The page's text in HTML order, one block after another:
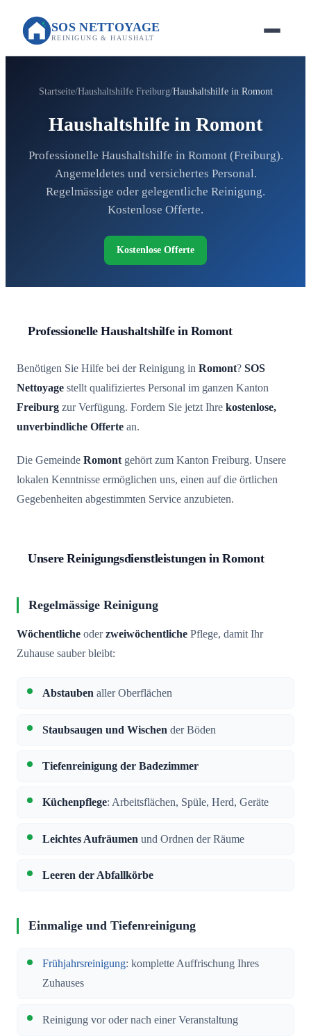
SOS NETTOYAGE
REINIGUNG & HAUSHALT
Startseite Haushaltshilfe Freiburg Haushaltshilfe in Romont
Haushaltshilfe in Romont
Professionelle Haushaltshilfe in Romont (Freiburg).
Angemeldetes und versichertes Personal.
Regelmässige oder gelegentliche Reinigung.
Kostenlose Offerte.
Kostenlose Offerte
Professionelle Haushaltshilfe in Romont
Benötigen Sie Hilfe bei der Reinigung in Romont? SOS
Nettoyage stellt qualifiziertes Personal im ganzen Kanton
Freiburg zur Verfügung. Fordern Sie jetzt Ihre kostenlose,
unverbindliche Offerte an.
Die Gemeinde Romontgehört zum Kanton Freiburg. Unsere
lokalen Kenntnisse ermöglichen uns, einen auf die örtlichen
Gegebenheiten abgestimmten Service anzubieten.
Unsere Reinigungsdienstleistungen in Romont
Regelmässige Reinigung
Wöchentliche oderzweiwöchentliche Pflege, damit Ihr
Zuhause sauber bleibt:
Abstauben aller Oberflächen
Staubsaugen und Wischen der Böden
Tiefenreinigung der Badezimmer
Küchenpflege: Arbeitsflächen, Spüle, Herd, Geräte
Leichtes Aufräumen und Ordnen der Räume
Leeren der Abfallkörbe
Einmalige und Tiefenreinigung
Frühjahrsreinigung: komplette Auffrischung Ihres
Zuhauses
Reinigung vor oder nach einer Veranstaltung